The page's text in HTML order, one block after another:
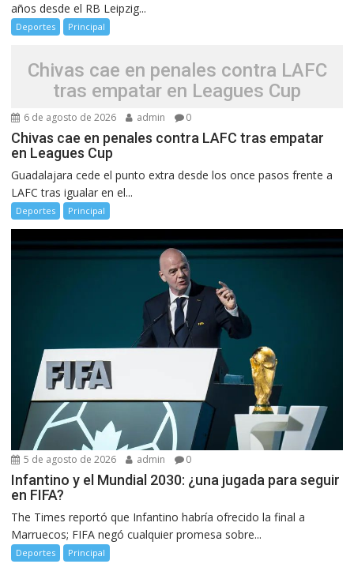
años desde el RB Leipzig...
Deportes Principal
Chivas cae en penales contra LAFC
tras empatar en Leagues Cup
6 de agosto de 2026 admin 0
Chivas cae en penales contra LAFC tras empatar
en Leagues Cup
Guadalajara cede el punto extra desde los once pasos frente a
LAFC tras igualar en el...
Deportes Principal
5 de agosto de 2026 admin 0
Infantino y el Mundial 2030: ¿una jugada para seguir
en FIFA?
The Times reportó que Infantino habría ofrecido la final a
Marruecos; FIFA negó cualquier promesa sobre...
Deportes Principal